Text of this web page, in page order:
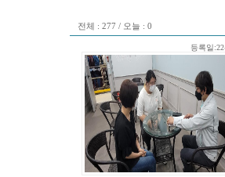
전체 : 277 / 오늘 : 0
등록일